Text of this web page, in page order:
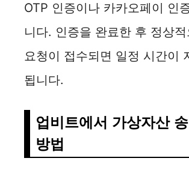
V
i
e
o
OTP 인증이나 카카오페이 인
니다. 인증을 완료한 후 정상
요청이 접수되면 일정 시간이
됩니다.
업비트에서 가상자산
방법